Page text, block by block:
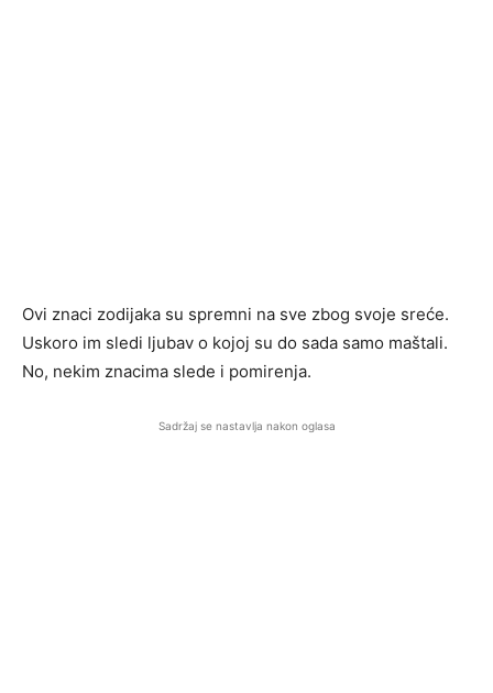
Ovi znaci zodijaka su spremni na sve zbog svoje sreće.
Uskoro im sledi ljubav o kojoj su do sada samo maštali.
No, nekim znacima slede i pomirenja.
Sadržaj se nastavlja nakon oglasa